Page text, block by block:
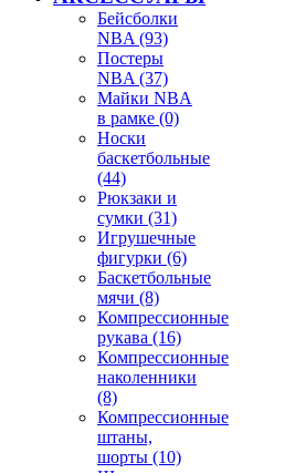
Бейсболки
NBA (93)
Постеры
NBA (37)
Майки NBA
в рамке (0)
Носки
баскетбольные
(44)
Рюкзаки и
сумки (31)
Игрушечные
фигурки (6)
Баскетбольные
мячи (8)
Компрессионные
рукава (16)
Компрессионные
наколенники
(8)
Компрессионные
штаны,
шорты (10)